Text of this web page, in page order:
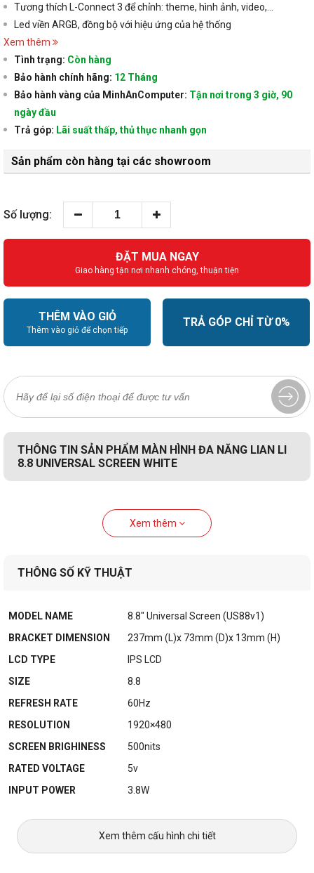
Tương thích L-Connect 3 để chỉnh: theme, hình ảnh, video,...
Led viền ARGB, đồng bộ với hiệu ứng của hệ thống
Xem thêm
Tình trạng: Còn hàng
Bảo hành chính hãng: 12 Tháng
Bảo hành vàng của MinhAnComputer: Tận nơi trong 3 giờ, 90
ngày đầu
Trả góp: Lãi suất thấp, thủ thục nhanh gọn
Sản phẩm còn hàng tại các showroom
Số lượng:
ĐẶT MUA NGAY
Giao hàng tận nơi nhanh chóng, thuận tiện
THÊM VÀO GIỎ
Thêm vào giỏ để chọn tiếp
TRẢ GÓP CHỈ TỪ 0%
THÔNG TIN SẢN PHẨM MÀN HÌNH ĐA NĂNG LIAN LI
8.8 UNIVERSAL SCREEN WHITE
Xem thêm
THÔNG SỐ KỸ THUẬT
MODEL NAME
8.8″ Universal Screen (US88v1)
BRACKET DIMENSION
237mm (L)x 73mm (D)x 13mm (H)
LCD TYPE
IPS LCD
SIZE
8.8
REFRESH RATE
60Hz
RESOLUTION
1920×480
SCREEN BRIGHINESS
500nits
RATED VOLTAGE
5v
INPUT POWER
3.8W
Xem thêm cấu hình chi tiết